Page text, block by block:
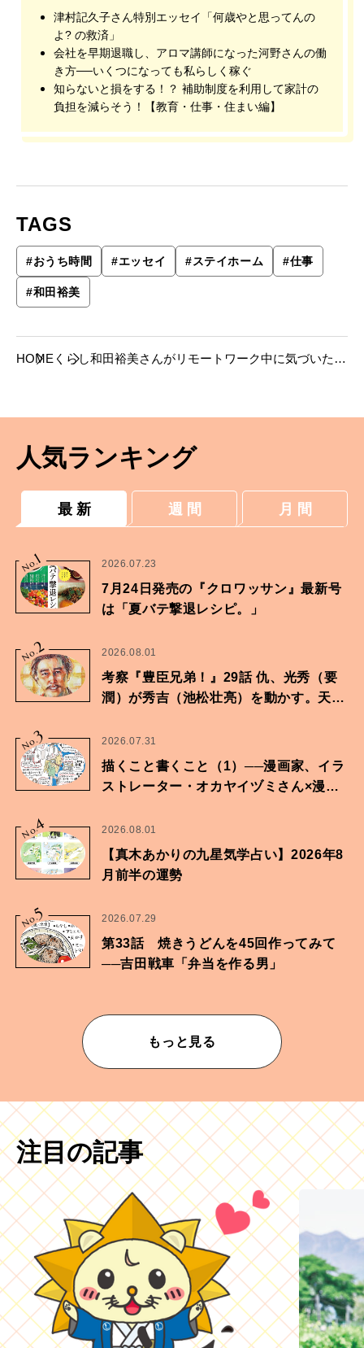
津村記久子さん特別エッセイ「何歳やと思ってんの
よ? の救済」
会社を早期退職し、アロマ講師になった河野さんの働
き方──いくつになっても私らしく稼ぐ
知らないと損をする！？ 補助制度を利用して家計の
負担を減らそう！【教育・仕事・住まい編】
TAGS
#おうち時間 #エッセイ #ステイホーム #仕事
#和田裕美
HOME くらし和田裕美さんがリモートワーク中に気づいた、
人気ランキング
最 新 週 間 月 間
No.
1 2026.07.23
7月24日発売の『クロワッサン』最新号
は「夏バテ撃退レシピ。」
No.2 2026.08.01
考察『豊臣兄弟！』29話 仇、光秀（要
潤）が秀吉（池松壮亮）を動かす。天下
No.3 2026.07.31
描くこと書くこと（1）──漫画家、イラ
ストレーター・オカヤイヅミさん×漫画
No.
4 2026.08.01
【真木あかりの九星気学占い】2026年8
月前半の運勢
No.5 2026.07.29
第33話 焼きうどんを45回作ってみて
──吉田戦車「弁当を作る男」
もっと見る
注目の記事